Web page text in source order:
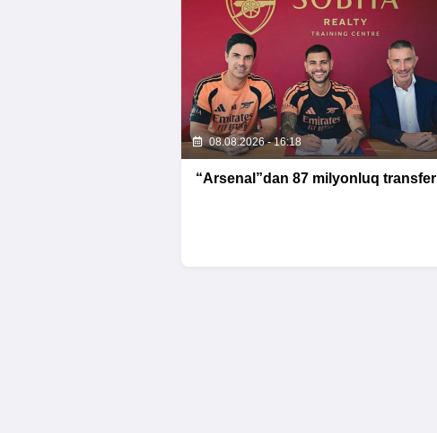
08.08.2026 - 16:18
“Arsenal”dan 87 milyonluq transfer